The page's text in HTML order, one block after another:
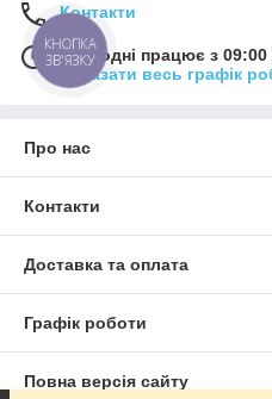
Контакти
Сьогодні працює з
Показати весь графік
Про нас
Контакти
Доставка та оплата
Графік роботи
Повна версія сайту
КНОПКА
ЗВ'ЯЗКУ